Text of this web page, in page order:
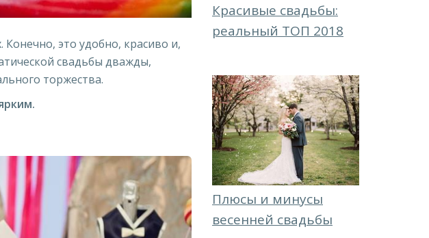
это удобно, красиво и,
свадьбы дважды,
торжества.
Красивые свадьбы:
реальный ТОП 2018
Плюсы и минусы
весенней свадьбы